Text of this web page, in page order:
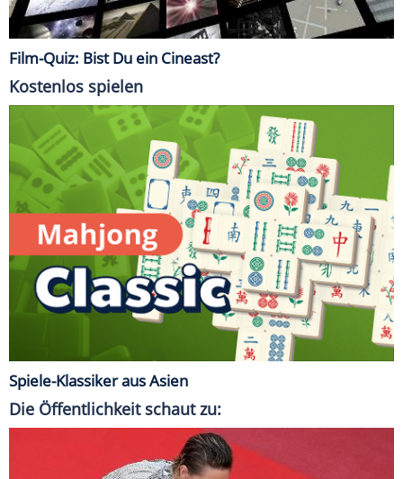
Film-Quiz: Bist Du ein Cineast?
Kostenlos spielen
Spiele-Klassiker aus Asien
Die Öffentlichkeit schaut zu: